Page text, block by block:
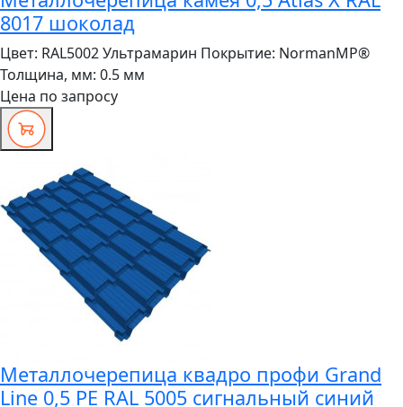
8017 шоколад
Цвет: RAL5002 Ультрамарин Покрытие: NormanMP®
Толщина, мм: 0.5 мм
Цена по запросу
Металлочерепица квадро профи Grand
Line 0,5 PE RAL 5005 сигнальный синий